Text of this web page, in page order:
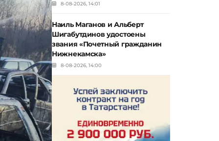
8-08-2026, 14:01
Наиль Маганов и Альберт
Шигабутдинов удостоены
звания «Почетный гражданин
Нижнекамска»
8-08-2026, 14:00